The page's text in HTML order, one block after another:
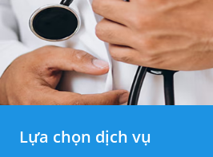
Lựa chọn dịch vụ